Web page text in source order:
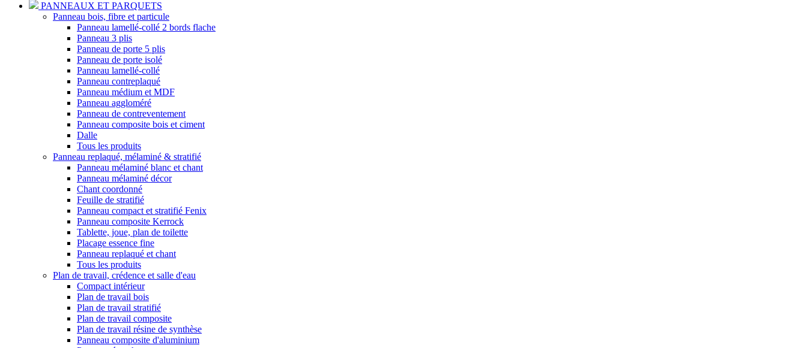
PANNEAUX ET PARQUETS
Panneau bois, fibre et particule
Panneau lamellé-collé 2 bords flache
Panneau 3 plis
Panneau de porte 5 plis
Panneau de porte isolé
Panneau lamellé-collé
Panneau contreplaqué
Panneau médium et MDF
Panneau aggloméré
Panneau de contreventement
Panneau composite bois et ciment
Dalle
Tous les produits
Panneau replaqué, mélaminé & stratifié
Panneau mélaminé blanc et chant
Panneau mélaminé décor
Chant coordonné
Feuille de stratifié
Panneau compact et stratifié Fenix
Panneau composite Kerrock
Tablette, joue, plan de toilette
Placage essence fine
Panneau replaqué et chant
Tous les produits
Plan de travail, crédence et salle d'eau
Compact intérieur
Plan de travail bois
Plan de travail stratifié
Plan de travail composite
Plan de travail résine de synthèse
Panneau composite d'aluminium